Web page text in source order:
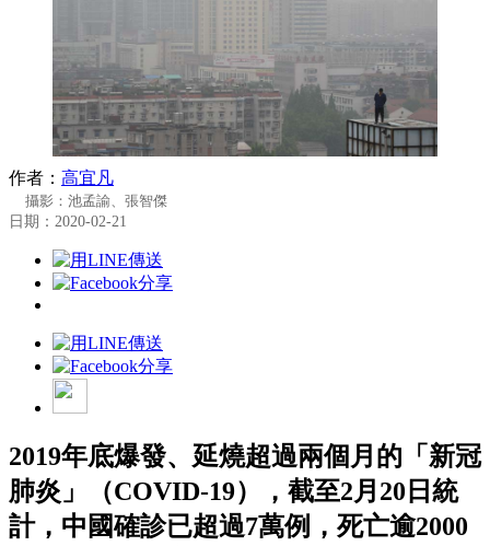
作者： 高宜凡
攝影：池孟諭、張智傑
日期：2020-02-21
2019年底爆發、延燒超過兩個月的「新冠
肺炎」（COVID-19），截至2月20日統
計，中國確診已超過7萬例，死亡逾2000